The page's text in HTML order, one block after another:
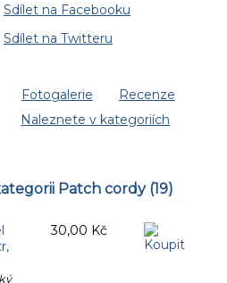
Sdílet na Facebooku
Sdílet na Twitteru
Fotogalerie
Recenze
Naleznete v kategoriích
Patch cordy(19)
30,00 Kč